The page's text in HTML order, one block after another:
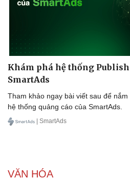
Khám phá hệ thống
SmartAds
Tham khảo ngay bài viết sau để
hệ thống quảng cáo của SmartAds.
| SmartAds
VĂN HÓA